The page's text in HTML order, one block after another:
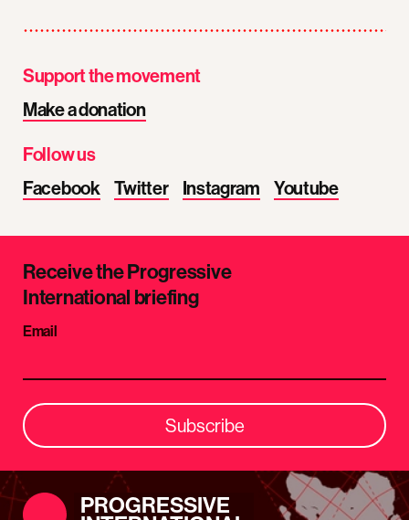
Support the movement
Make a donation
Follow us
Facebook
Twitter Instagram Youtube
Receive the Progressive
International briefing
Email
Subscribe
PROGRESSIVE